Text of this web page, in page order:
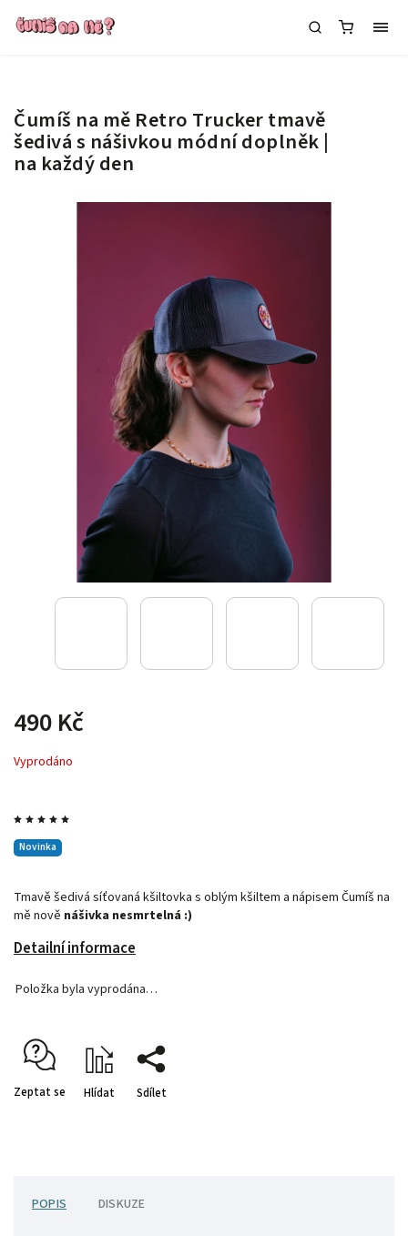
Čumíš na mě Retro Trucker tmavě
šedivá s nášivkou módní doplněk |
na každý den
490 Kč
Vyprodáno
Novinka
Tmavě šedivá síťovaná kšiltovka s oblým kšiltem a nápisem Čumíš na
mě nově nášivka nesmrtelná :)
Detailní informace
Položka byla vyprodána…
Zeptat se Hlídat Sdílet
POPIS DISKUZE